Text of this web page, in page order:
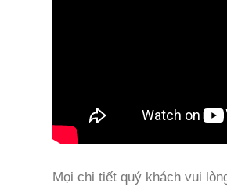
Mọi chi tiết quý khách vui